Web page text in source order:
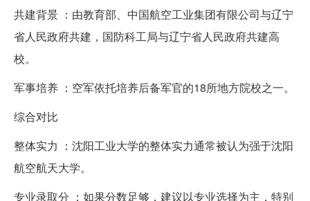
共建背景 ：由教育部、中国航空工业集团有限公司与辽宁
省人民政府共建，国防科工局与辽宁省人民政府共建高
校。
军事培养 ：空军依托培养后备军官的18所地方院校之一。
综合对比
整体实力 ：沈阳工业大学的整体实力通常被认为强于沈阳
航空航天大学。
专业录取分 ：如果分数足够，建议以专业选择为主，特别